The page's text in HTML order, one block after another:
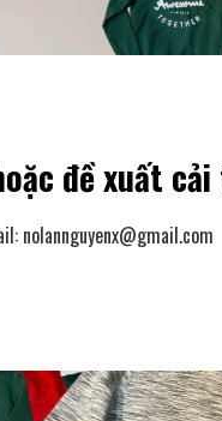
đề xuất
nolannguyenx@gmail.com